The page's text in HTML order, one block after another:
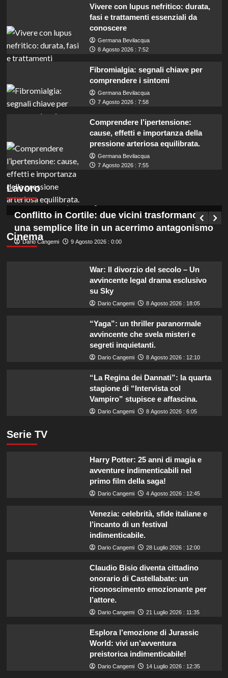
Vivere con lupus nefritico: durata,
fasi e trattamenti essenziali da
conoscere
Germana Bevilacqua
8 Agosto 2026 : 7:52
Fibromialgia: segnali chiave per
comprendere i sintomi
Germana Bevilacqua
7 Agosto 2026 : 7:58
Comprendere l’ipertensione:
cause, effetti e importanza della
pressione arteriosa equilibrata.
Germana Bevilacqua
7 Agosto 2026 : 7:55
Lavoro
Concorsi in Ogliastra: 12 posti per diplomati
e laureati con assunzioni a tempo
indeterminato.
Germana Bevilacqua
Cinema
Conflitto in Cortile: due vicini trasformano
una semplice lite in un acerrimo antagonismo
Dario Cangemi 9 Agosto 2026 : 0:00
War: Il divorzio del secolo – Un
avvincente legal drama esclusivo
su Sky
Dario Cangemi 8 Agosto 2026 : 18:05
“Yaga”: un thriller paranormale
avvincente che svela misteri e
segreti inquietanti.
Dario Cangemi 8 Agosto 2026 : 12:10
“La Regina dei Dannati”: la quarta
stagione di “Intervista col
Vampiro” stupisce e affascina.
Dario Cangemi 8 Agosto 2026 : 6:05
Serie TV
Harry Potter: 25 anni di magia e
avventure indimenticabili nel
primo film della saga!
Dario Cangemi 4 Agosto 2026 : 12:45
Venezia: celebrità, sfide italiane e
l’incanto di un festival
indimenticabile.
Dario Cangemi 28 Luglio 2026 : 12:00
Claudio Bisio diventa cittadino
onorario di Castellabate: un
riconoscimento emozionante per
l’attore.
Dario Cangemi 21 Luglio 2026 : 11:35
Esplora l’emozione di Jurassic
World: vivi un’avventura
preistorica indimenticabile!
Dario Cangemi 14 Luglio 2026 : 12:35